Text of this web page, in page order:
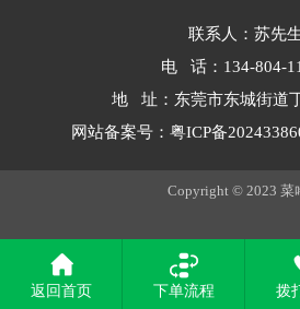
联系人：苏先
电 话：134-804-
地 址：东莞市东城街道
网站备案号： 粤ICP备
Copyright © 2023 菜
返回首页 下单流程 拨